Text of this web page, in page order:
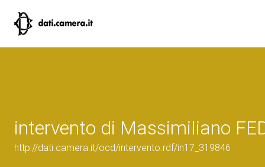
intervento di Massimiliano
http://dati.camera.it/ocd/intervento.rdf/in17_319846